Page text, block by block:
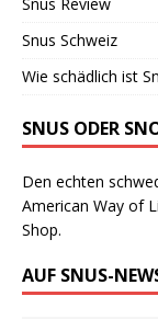
Snus Schweiz
Wie schädlich ist
SNUS ODER
Den echten
American Way of
Shop.
AUF SNUS-